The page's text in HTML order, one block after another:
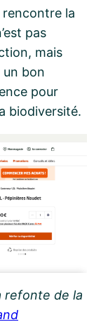
rencontre la
pas
mais
un bon
pour
biodiversité.
refonte de la